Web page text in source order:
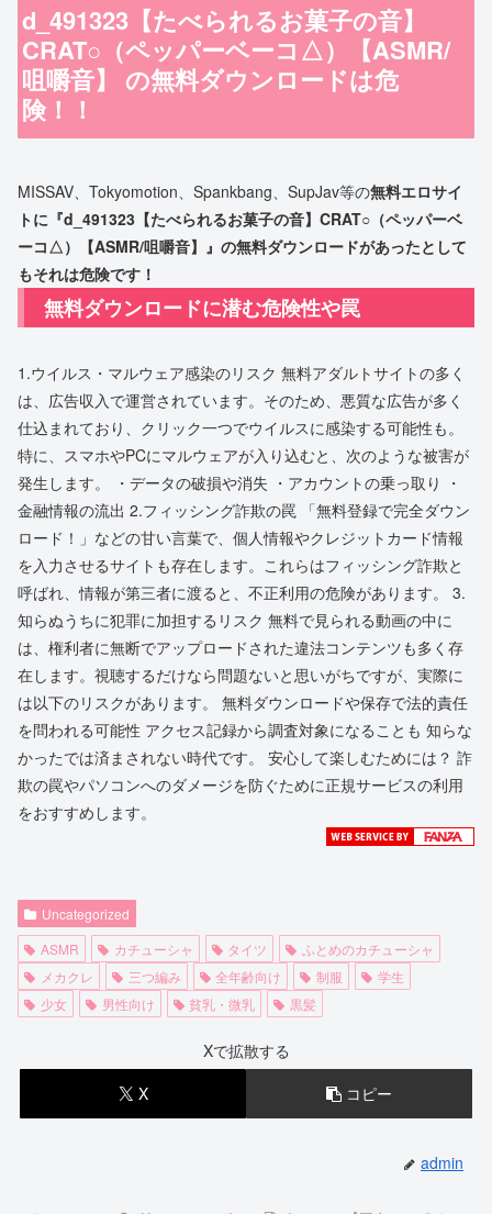
d_491323【たべられるお菓子の音】
CRAT○（ペッパーベーコ△）【ASMR/
咀嚼音】 の無料ダウンロードは危
険！！
MISSAV、Tokyomotion、Spankbang、SupJav等の無料エロサイ
トに『d_491323【たべられるお菓子の音】CRAT○（ペッパーベ
ーコ△）【ASMR/咀嚼音】』の無料ダウンロードがあったとして
もそれは危険です！
無料ダウンロードに潜む危険性や罠
1.ウイルス・マルウェア感染のリスク 無料アダルトサイトの多く
は、広告収入で運営されています。そのため、悪質な広告が多く
仕込まれており、クリック一つでウイルスに感染する可能性も。
特に、スマホやPCにマルウェアが入り込むと、次のような被害が
発生します。 ・データの破損や消失 ・アカウントの乗っ取り ・
金融情報の流出 2.フィッシング詐欺の罠 「無料登録で完全ダウン
ロード！」などの甘い言葉で、個人情報やクレジットカード情報
を入力させるサイトも存在します。これらはフィッシング詐欺と
呼ばれ、情報が第三者に渡ると、不正利用の危険があります。 3.
知らぬうちに犯罪に加担するリスク 無料で見られる動画の中に
は、権利者に無断でアップロードされた違法コンテンツも多く存
在します。視聴するだけなら問題ないと思いがちですが、実際に
は以下のリスクがあります。 無料ダウンロードや保存で法的責任
を問われる可能性 アクセス記録から調査対象になることも 知らな
かったでは済まされない時代です。 安心して楽しむためには？ 詐
欺の罠やパソコンへのダメージを防ぐために正規サービスの利用
をおすすめします。
Uncategorized
ASMR
カチューシャ タイツ
ふとめのカチューシャ
メカクレ
三つ編み 全年齢向け 制服
学生
少女
男性向け 貧乳・微乳 黒髪
Xで拡散する
X
コピー
admin